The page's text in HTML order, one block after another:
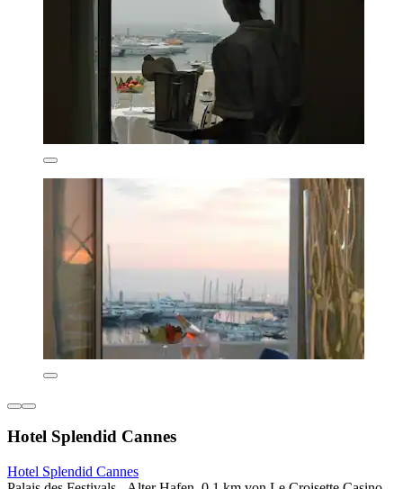
Hotel Splendid Cannes
Hotel Splendid Cannes